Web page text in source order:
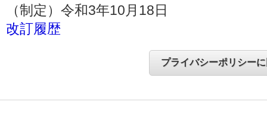
（制定）令和3年10月18日
改訂履歴